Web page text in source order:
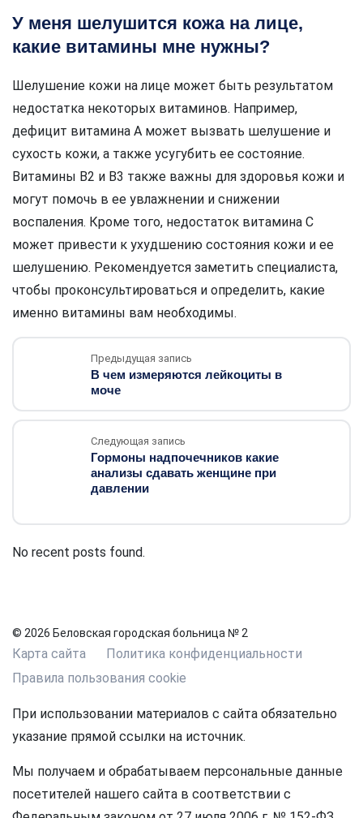
У меня шелушится кожа на лице,
какие витамины мне нужны?
Шелушение кожи на лице может быть результатом
недостатка некоторых витаминов. Например,
дефицит витамина А может вызвать шелушение и
сухость кожи, а также усугубить ее состояние.
Витамины B2 и B3 также важны для здоровья кожи и
могут помочь в ее увлажнении и снижении
воспаления. Кроме того, недостаток витамина C
может привести к ухудшению состояния кожи и ее
шелушению. Рекомендуется заметить специалиста,
чтобы проконсультироваться и определить, какие
именно витамины вам необходимы.
Предыдущая запись
В чем измеряются лейкоциты в
моче
Следующая запись
Гормоны надпочечников какие
анализы сдавать женщине при
давлении
No recent posts found.
© 2026 Беловская городская больница № 2
Карта сайта
Политика конфиденциальности
Правила пользования cookie
При использовании материалов с сайта обязательно
указание прямой ссылки на источник.
Мы получаем и обрабатываем персональные данные
посетителей нашего сайта в соответствии с